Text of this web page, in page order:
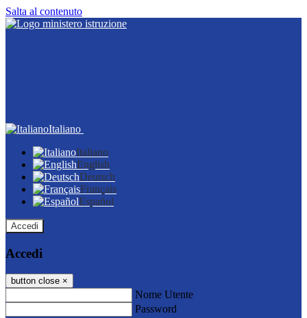
Salta al contenuto
Italiano
Italiano
English
Deutsch
Français
Español
Accedi
Accedi
button close ×
Nome Utente
Password